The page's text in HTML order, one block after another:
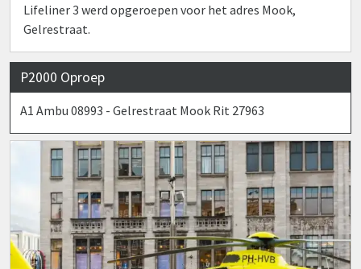
Lifeliner 3 werd opgeroepen voor het adres Mook,
Gelrestraat.
P2000 Oproep
A1 Ambu 08993 - Gelrestraat Mook Rit 27963